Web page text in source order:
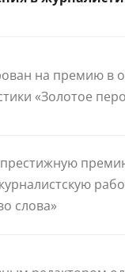
на премию в
«Золотое
слова»